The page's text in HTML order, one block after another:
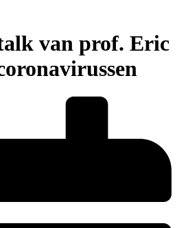
van prof. Eric